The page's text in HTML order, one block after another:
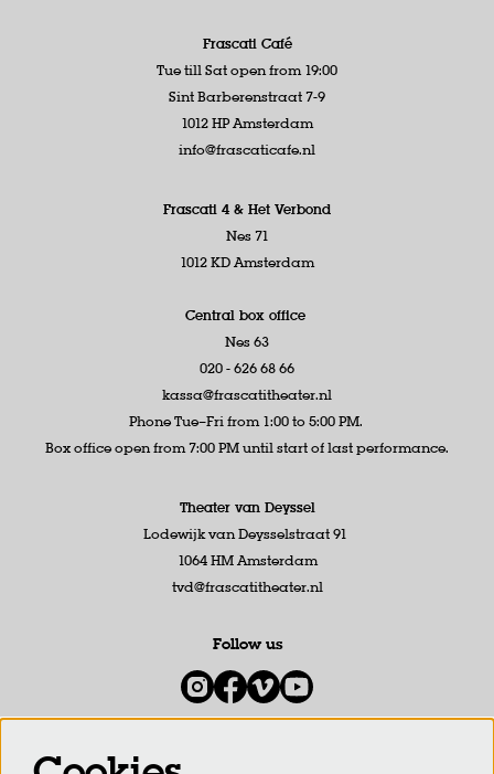
Frascati Café
Tue till Sat open from 19:00
Sint Barberenstraat 7-9
1012 HP Amsterdam
info@frascaticafe.nl
Frascati 4 & Het Verbond
Nes 71
1012 KD Amsterdam
Central box office
Nes 63
020 - 626 68 66
kassa@frascatitheater.nl
Phone Tue–Fri from 1:00 to 5:00 PM.
Box office open from 7:00 PM until start of last performance.
Theater van Deyssel
Lodewijk van Deysselstraat 91
1064 HM Amsterdam
tvd@frascatitheater.nl
Follow us